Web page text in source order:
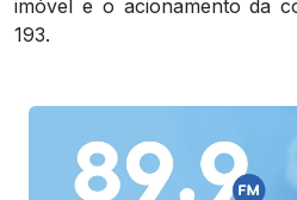
imóvel e o acionamento da
193.